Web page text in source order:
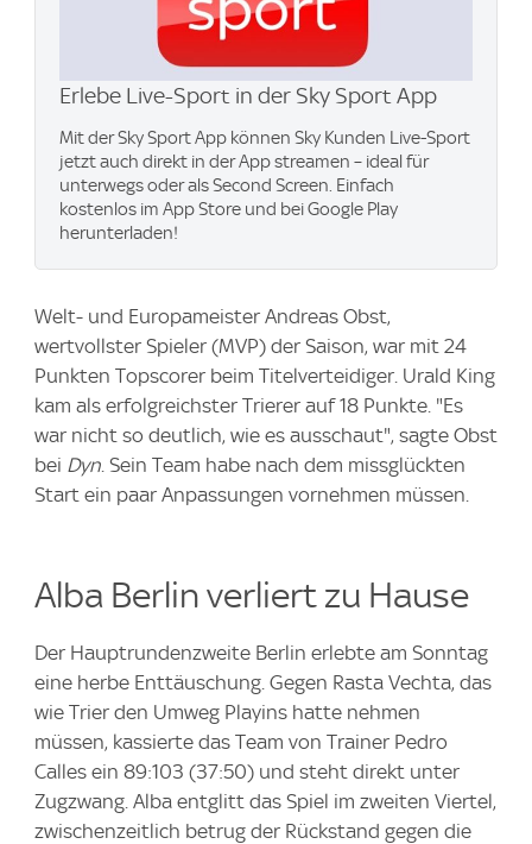
Erlebe Live-Sport in der Sky Sport App
Mit der Sky Sport App können Sky Kunden Live-Sport
jetzt auch direkt in der App streamen – ideal für
unterwegs oder als Second Screen. Einfach
kostenlos im App Store und bei Google Play
herunterladen!
Welt- und Europameister Andreas Obst,
wertvollster Spieler (MVP) der Saison, war mit 24
Punkten Topscorer beim Titelverteidiger. Urald King
kam als erfolgreichster Trierer auf 18 Punkte. "Es
war nicht so deutlich, wie es ausschaut", sagte Obst
bei Dyn. Sein Team habe nach dem missglückten
Start ein paar Anpassungen vornehmen müssen.
Alba Berlin verliert zu Hause
Der Hauptrundenzweite Berlin erlebte am Sonntag
eine herbe Enttäuschung. Gegen Rasta Vechta, das
wie Trier den Umweg Playins hatte nehmen
müssen, kassierte das Team von Trainer Pedro
Calles ein 89:103 (37:50) und steht direkt unter
Zugzwang. Alba entglitt das Spiel im zweiten Viertel,
zwischenzeitlich betrug der Rückstand gegen die